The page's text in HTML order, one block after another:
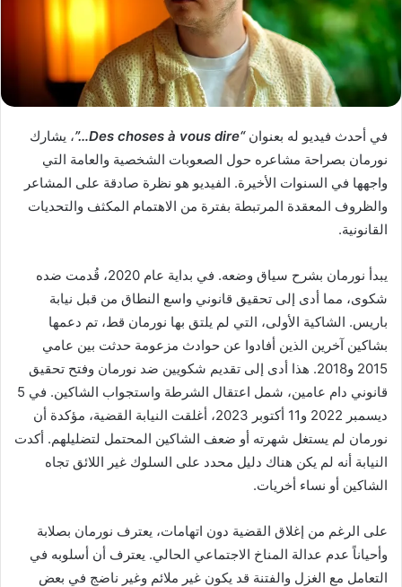
n
X
د
ا
إ
ك
ت
ر
ي
في أحدث فيديو له بعنوان“Des choses à vous dire…”
، يشارك
نورمان بصراحة مشاعره حول الصعوبات الشخصية والعامة التي
واجهها في السنوات الأخيرة. الفيديو هو نظرة صادقة على المشاعر
والظروف المعقدة المرتبطة بفترة من الاهتمام المكثف والتحديات
القانونية.
يبدأ نورمان بشرح سياق وضعه. في بداية عام 2020، قُدمت ضده
شكوى، مما أدى إلى تحقيق قانوني واسع النطاق من قبل نيابة
باريس. الشاكية الأولى، التي لم يلتق بها نورمان قط، تم دعمها
بشاكين آخرين الذين أفادوا عن حوادث مزعومة حدثت بين عامي
2015 و2018. هذا أدى إلى تقديم شكويين ضد نورمان وفتح تحقيق
قانوني دام عامين، شمل اعتقال الشرطة واستجواب الشاكين. في 5
ديسمبر 2022 و11 أكتوبر 2023، أغلقت النيابة القضية، مؤكدة أن
نورمان لم يستغل شهرته أو ضعف الشاكين المحتمل لتضليلهم. أكدت
النيابة أنه لم يكن هناك دليل محدد على السلوك غير اللائق تجاه
الشاكين أو نساء أخريات.
على الرغم من إغلاق القضية دون اتهامات، يعترف نورمان بصلابة
وأحياناً عدم عدالة المناخ الاجتماعي الحالي. يعترف أن أسلوبه في
التعامل مع الغزل والفتنة قد يكون غير ملائم وغير ناضج في بعض